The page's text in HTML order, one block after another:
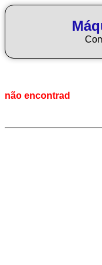
não encontrad